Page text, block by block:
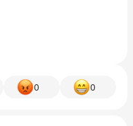
0 0